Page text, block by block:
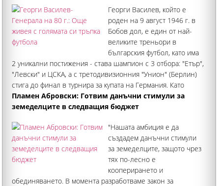
Георги Василев, който е
роден на 9 август 1946 г. в
Бобов дол, е един от най-
великите треньори в
българския футбол, като има
2 уникални постижения - става шампион с 3 отбора: "Етър",
"Левски" и ЦСКА, а с третодивизионния "Унион" (Берлин)
стига до финал в турнира за купата на Германия. Като
футболист най-значим е периодът му при "виолетовите"
Пламен Абровски: Готвим данъчни стимули за
земеделците в следващия бюджет
"Нашата амбиция е да
създадем данъчни стимули
за земеделците, защото чрез
тях по-лесно е
кооперирането и
обединяването. В момента разработваме закон за